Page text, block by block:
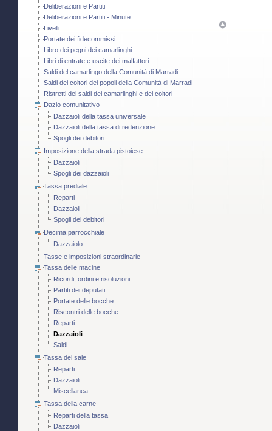
Deliberazioni e Partiti
Deliberazioni e Partiti - Minute
Livelli
Portate dei fidecommissi
Libro dei pegni dei camarlinghi
Libri di entrate e uscite dei malfattori
Saldi del camarlingo della Comunità di Marradi
Saldi dei coltori dei popoli della Comunità di Marradi
Ristretti dei saldi dei camarlinghi e dei coltori
Dazio comunitativo
Dazzaioli della tassa universale
Dazzaioli della tassa di redenzione
Spogli dei debitori
Imposizione della strada pistoiese
Dazzaioli
Spogli dei dazzaioli
Tassa prediale
Reparti
Dazzaioli
Spogli dei debitori
Decima parrocchiale
Dazzaiolo
Tasse e imposizioni straordinarie
Tassa delle macine
Ricordi, ordini e risoluzioni
Partiti dei deputati
Portate delle bocche
Riscontri delle bocche
Reparti
Dazzaioli
Saldi
Tassa del sale
Reparti
Dazzaioli
Miscellanea
Tassa della carne
Reparti della tassa
Dazzaioli